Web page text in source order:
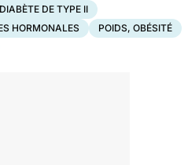
DIABÈTE DE TYPE II
HORMONALES
POIDS, OBÉSITÉ